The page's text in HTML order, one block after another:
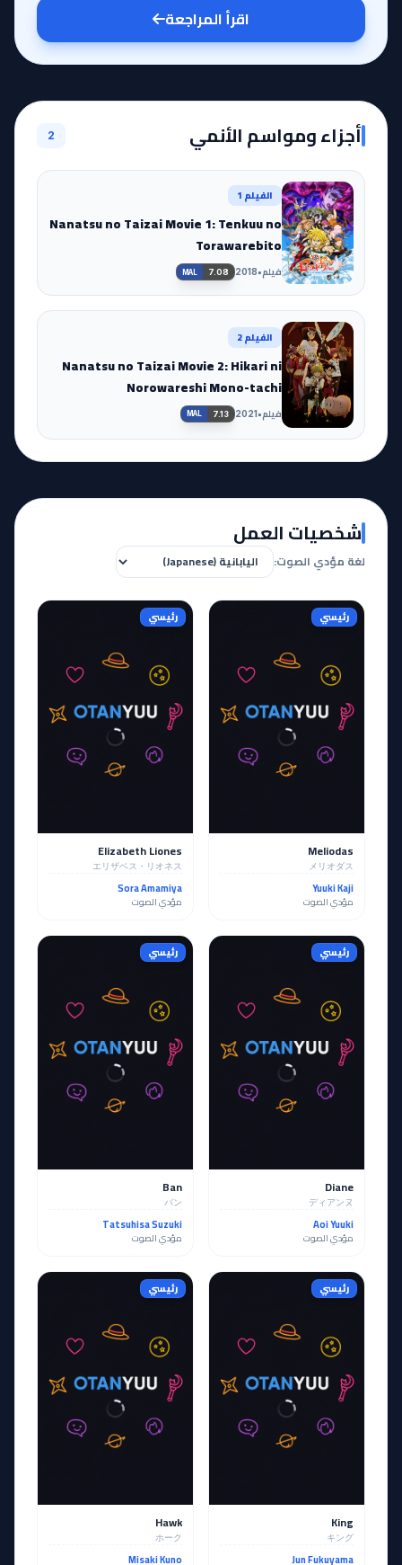
اقرأ المراجعة
أجزاء ومواسم الأنمي 2
الفيلم 1
Nanatsu no Taizai Movie 1: Tenkuu no
Torawarebito
فيلم•
2018
MAL 7.08
الفيلم 2
Nanatsu no Taizai Movie 2: Hikari ni
Norowareshi Mono-tachi
فيلم•
2021
MAL 7.13
شخصيات العمل
لغة مؤدي الصوت:
رئيسي
Meliodas
メリオダス
Yuuki Kaji
مؤدي الصوت
رئيسي
Elizabeth Liones
エリザベス・リオネス
Sora Amamiya
مؤدي الصوت
رئيسي
Diane
ディアンヌ
Aoi Yuuki
مؤدي الصوت
رئيسي
Ban
バン
Tatsuhisa Suzuki
مؤدي الصوت
رئيسي
King
キング
Jun Fukuyama
رئيسي
Hawk
ホーク
Misaki Kuno